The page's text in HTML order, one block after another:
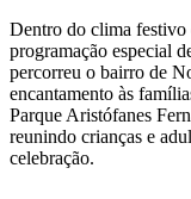
Dentro do clima festivo
programação especial
percorreu o bairro de
encantamento às
Parque Aristófanes
reunindo crianças e
celebração.